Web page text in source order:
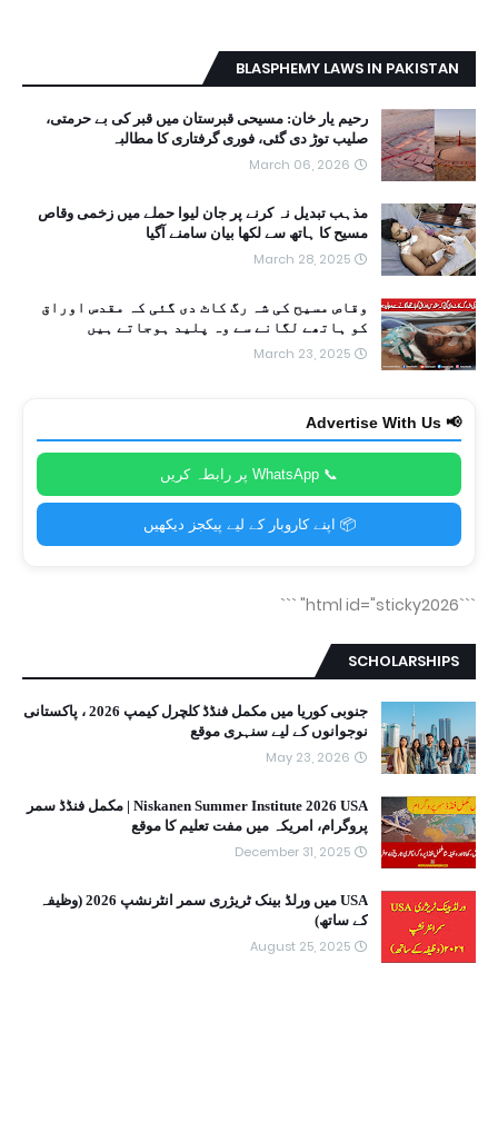
BLASPHEMY LAWS IN PAKISTAN
رحیم یار خان: مسیحی قبرستان میں قبر کی بے حرمتی،
صلیب توڑ دی گئی، فوری گرفتاری کا مطالبہ
March 06, 2026
مذہب تبدیل نہ کرنے پر جان لیوا حملے میں زخمی وقاص
مسیح کا ہاتھ سے لکھا بیان سامنے آگیا
March 28, 2025
وقاص مسیح کی شہ رگ کاٹ دی گئی کہ مقدس اوراق
کو ہاتھے لگانے سے وہ پلید ہوجاتے ہیں
March 23, 2025
📢 Advertise With Us
📞 WhatsApp پر رابطہ کریں
📦 اپنے کاروبار کے لیے پیکجز دیکھیں
```html id="sticky2026"
```
SCHOLARSHIPS
جنوبی کوریا میں مکمل فنڈڈ کلچرل کیمپ 2026 ، پاکستانی
نوجوانوں کے لیے سنہری موقع
May 23, 2026
Niskanen Summer Institute 2026 USA | مکمل فنڈڈ سمر
پروگرام، امریکہ میں مفت تعلیم کا موقع
December 31, 2025
USA میں ورلڈ بینک ٹریژری سمر انٹرنشپ 2026 (وظیفہ
کے ساتھ)
August 25, 2025